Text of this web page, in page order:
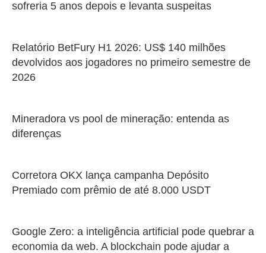
sofreria 5 anos depois e levanta suspeitas
Relatório BetFury H1 2026: US$ 140 milhões
devolvidos aos jogadores no primeiro semestre de
2026
Mineradora vs pool de mineração: entenda as
diferenças
Corretora OKX lança campanha Depósito
Premiado com prêmio de até 8.000 USDT
Google Zero: a inteligência artificial pode quebrar a
economia da web. A blockchain pode ajudar a